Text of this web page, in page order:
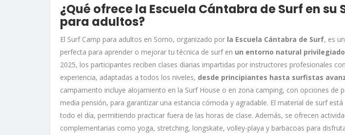
¿Qué ofrece la Escuela Cántabra de Surf en su
para adultos?
El Surf Camp para adultos en Somo, organizado por la Escuela Cántabra de Surf, es
perfecta para aprender o mejorar tu técnica de surf en un entorno natural privilegiado
2025, los participantes reciben clases diarias impartidas por instructores profesionales
experiencia, adaptadas a todos los niveles, desde principiantes hasta surfistas
campamento incluye alojamiento en la Surf House o en zona camping, con opciones de
media pensión, para garantizar una estancia cómoda y agradable. El material de surf
todo el día, permitiendo practicar fuera de las horas de clase. Además, se ofrecen
complementarias como yoga, stretching, longskate, volley-playa y barbacoas para